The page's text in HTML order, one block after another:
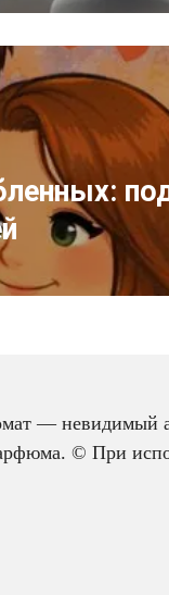
— невидимый
© При